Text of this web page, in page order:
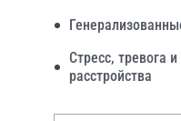
Стресс, тревога
расстройства